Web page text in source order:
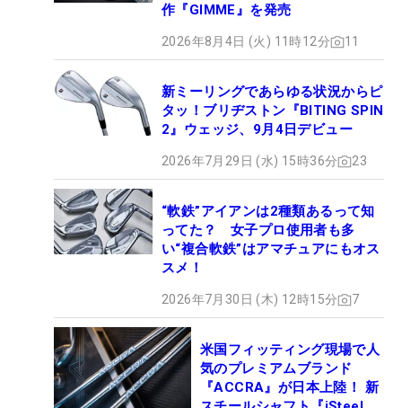
作『GIMME』を発売
2026年8月4日 (火) 11時12分 11
新ミーリングであらゆる状況からピ
タッ！ブリヂストン『BITING SPIN
2』ウェッジ、9月4日デビュー
2026年7月29日 (水) 15時36分 23
“軟鉄”アイアンは2種類あるって知
ってた？ 女子プロ使用者も多
い“複合軟鉄”はアマチュアにもオス
スメ！
2026年7月30日 (木) 12時15分 7
米国フィッティング現場で人
気のプレミアムブランド
『ACCRA』が日本上陸！ 新